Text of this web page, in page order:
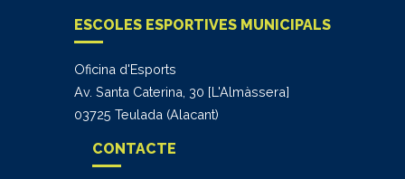
ESCOLES ESPORTIVES MUNICIPALS
Oficina d'Esports
Av. Santa Caterina, 30 [L'Almàssera]
03725 Teulada (Alacant)
CONTACTE